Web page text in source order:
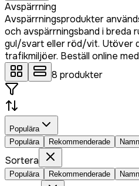
Avspärrning
Avspärrningsprodukter
och avspärrningsband i breda
gul/svart eller röd/vit. Utöver
trafikmiljöer. Beställ online
8 produkter
Populära
Populära
Rekommenderade
Sortera
Populära Rekommenderade